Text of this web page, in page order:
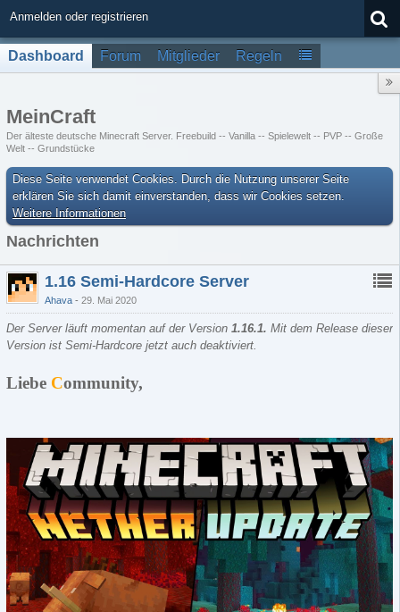
Anmelden oder registrieren
Dashboard Forum Mitglieder Regeln
MeinCraft
Der älteste deutsche Minecraft Server. Freebuild -- Vanilla -- Spielewelt -- PVP -- Große
Welt -- Grundstücke
Diese Seite verwendet Cookies. Durch die Nutzung unserer Seite
erklären Sie sich damit einverstanden, dass wir Cookies setzen.
Weitere Informationen
Nachrichten
1.16 Semi-Hardcore Server
Ahava 29. Mai 2020
Der Server läuft momentan auf der Version 1.16.1. Mit dem Release dieser
Version ist Semi-Hardcore jetzt auch deaktiviert.
Liebe Community,